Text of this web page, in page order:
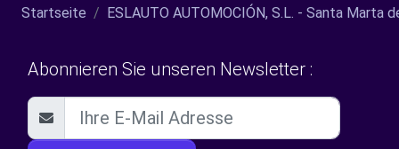
Startseite ESLAUTO AUTOMOCIÓN, S.L. - Santa Marta
Abonnieren Sie unseren Newsletter :